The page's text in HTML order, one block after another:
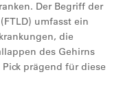
Der Begriff der
umfasst ein
die
des Gehirns
prägend für diese